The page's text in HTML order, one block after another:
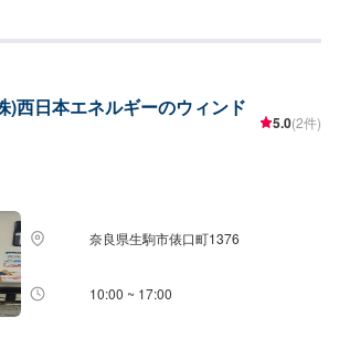
（15分〜）雨天時に視界をさまたあげつぎらつく
)西日本エネルギーのウィンド
5.0(2件)
奈良県生駒市俵口町1376
10:00 ~ 17:00